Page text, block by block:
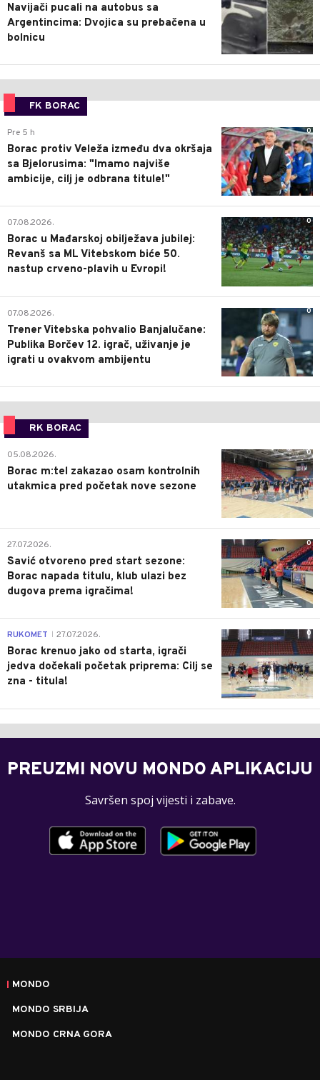
Navijači pucali na autobus sa
Argentincima: Dvojica su prebačena u
bolnicu
FK BORAC
0
Pre 5 h
Borac protiv Veleža između dva okršaja
sa Bjelorusima: "Imamo najviše
ambicije, cilj je odbrana titule!"
0
07.08.2026.
Borac u Mađarskoj obilježava jubilej:
Revanš sa ML Vitebskom biće 50.
nastup crveno-plavih u Evropi!
0
07.08.2026.
Trener Vitebska pohvalio Banjalučane:
Publika Borčev 12. igrač, uživanje je
igrati u ovakvom ambijentu
RK BORAC
0
05.08.2026.
Borac m:tel zakazao osam kontrolnih
utakmica pred početak nove sezone
0
27.07.2026.
Savić otvoreno pred start sezone:
Borac napada titulu, klub ulazi bez
dugova prema igračima!
0
RUKOMET 27.07.2026.
Borac krenuo jako od starta, igrači
jedva dočekali početak priprema: Cilj se
zna - titula!
PREUZMI NOVU MONDO APLIKACIJU
Savršen spoj vijesti i zabave.
MONDO
MONDO SRBIJA
MONDO CRNA GORA